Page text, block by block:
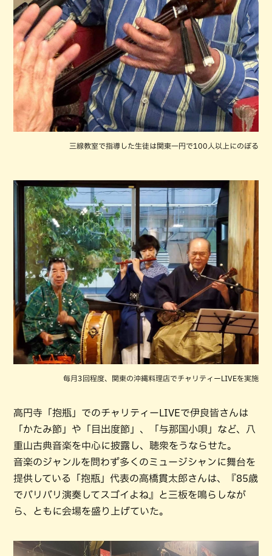
三線教室で指導した生徒は関東一円で100人以上にのぼる
毎月3回程度、関東の沖縄料理店でチャリティーLIVEを実施
高円寺「抱瓶」でのチャリティーLIVEで伊良皆さんは
「かたみ節」や「目出度節」、「与那国小唄」など、八
重山古典音楽を中心に披露し、聴衆をうならせた。
音楽のジャンルを問わず多くのミュージシャンに舞台を
提供している「抱瓶」代表の高橋貫太郎さんは、『85歳
でバリバリ演奏してスゴイよね』と三板を鳴らしなが
ら、ともに会場を盛り上げていた。